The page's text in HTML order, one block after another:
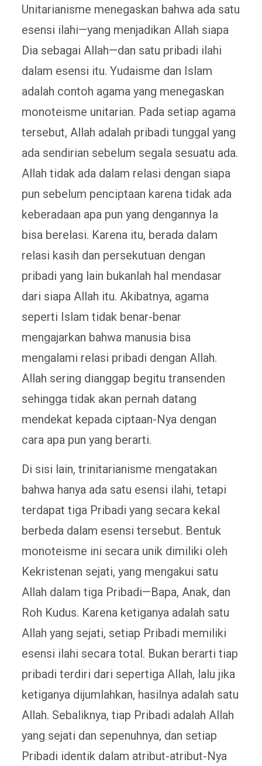
Unitarianisme menegaskan bahwa ada satu
esensi ilahi—yang menjadikan Allah siapa
Dia sebagai Allah—dan satu pribadi ilahi
dalam esensi itu. Yudaisme dan Islam
adalah contoh agama yang menegaskan
monoteisme unitarian. Pada setiap agama
tersebut, Allah adalah pribadi tunggal yang
ada sendirian sebelum segala sesuatu ada.
Allah tidak ada dalam relasi dengan siapa
pun sebelum penciptaan karena tidak ada
keberadaan apa pun yang dengannya Ia
bisa berelasi. Karena itu, berada dalam
relasi kasih dan persekutuan dengan
pribadi yang lain bukanlah hal mendasar
dari siapa Allah itu. Akibatnya, agama
seperti Islam tidak benar-benar
mengajarkan bahwa manusia bisa
mengalami relasi pribadi dengan Allah.
Allah sering dianggap begitu transenden
sehingga tidak akan pernah datang
mendekat kepada ciptaan-Nya dengan
cara apa pun yang berarti.
Di sisi lain, trinitarianisme mengatakan
bahwa hanya ada satu esensi ilahi, tetapi
terdapat tiga Pribadi yang secara kekal
berbeda dalam esensi tersebut. Bentuk
monoteisme ini secara unik dimiliki oleh
Kekristenan sejati, yang mengakui satu
Allah dalam tiga Pribadi—Bapa, Anak, dan
Roh Kudus. Karena ketiganya adalah satu
Allah yang sejati, setiap Pribadi memiliki
esensi ilahi secara total. Bukan berarti tiap
pribadi terdiri dari sepertiga Allah, lalu jika
ketiganya dijumlahkan, hasilnya adalah satu
Allah. Sebaliknya, tiap Pribadi adalah Allah
yang sejati dan sepenuhnya, dan setiap
Pribadi identik dalam atribut-atribut-Nya